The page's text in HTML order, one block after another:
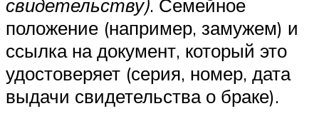
свидетельству). Семейное
положение (например, замужем) и
ссылка на документ, который это
удостоверяет (серия, номер, дата
выдачи свидетельства о браке).